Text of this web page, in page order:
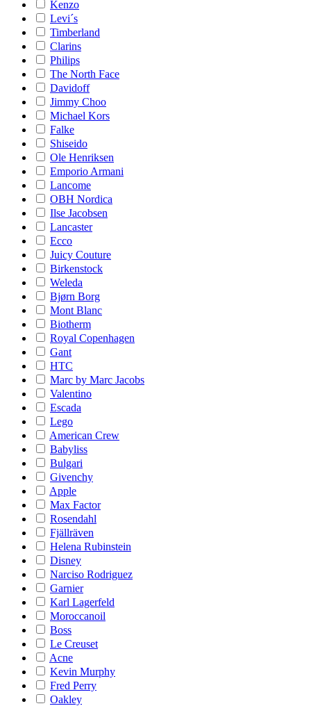
Kenzo
Levi´s
Timberland
Clarins
Philips
The North Face
Davidoff
Jimmy Choo
Michael Kors
Falke
Shiseido
Ole Henriksen
Emporio Armani
Lancome
OBH Nordica
Ilse Jacobsen
Lancaster
Ecco
Juicy Couture
Birkenstock
Weleda
Bjørn Borg
Mont Blanc
Biotherm
Royal Copenhagen
Gant
HTC
Marc by Marc Jacobs
Valentino
Escada
Lego
American Crew
Babyliss
Bulgari
Givenchy
Apple
Max Factor
Rosendahl
Fjällräven
Helena Rubinstein
Disney
Narciso Rodriguez
Garnier
Karl Lagerfeld
Moroccanoil
Boss
Le Creuset
Acne
Kevin Murphy
Fred Perry
Oakley